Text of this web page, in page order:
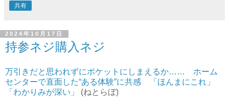
共有
2024年10月17日
持参ネジ購入ネジ
万引きだと思われずにポケットにしまえるか…… ホーム
センターで直面した“ある体験”に共感 「ほんまにこれ」
「わかりみが深い」
(ねとらぼ)